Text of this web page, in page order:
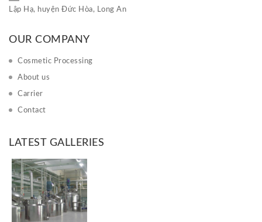
Lập Hạ, huyện Đức Hòa, Long An
OUR COMPANY
Cosmetic Processing
About us
Carrier
Contact
LATEST GALLERIES